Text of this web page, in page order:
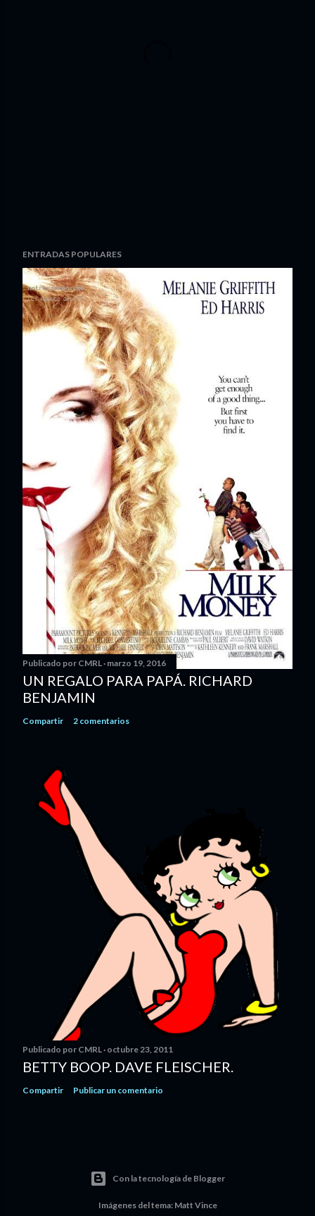
ENTRADAS POPULARES
Publicado por CMRL marzo 19, 2016
UN REGALO PARA PAPÁ. RICHARD
BENJAMIN
Compartir 2 comentarios
Publicado por CMRL octubre 23, 2011
BETTY BOOP. DAVE FLEISCHER.
Compartir Publicar un comentario
Con la tecnología de Blogger
Imágenes del tema: Matt Vince